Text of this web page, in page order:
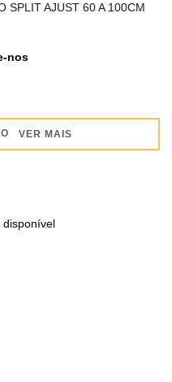
SPLIT AJUST 60 A 100CM
nos
VER MAIS